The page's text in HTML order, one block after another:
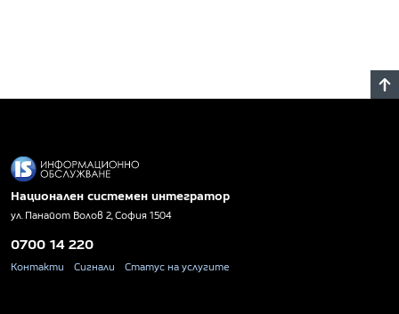
Национален системен интегратор
ул. Панайот Волов 2, София 1504
0700 14 220
Контакти Сигнали Статус на услугите